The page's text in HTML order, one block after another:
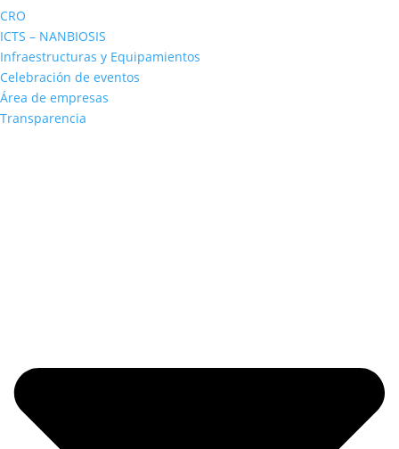
CRO
ICTS – NANBIOSIS
Infraestructuras y Equipamientos
Celebración de eventos
Área de empresas
Transparencia